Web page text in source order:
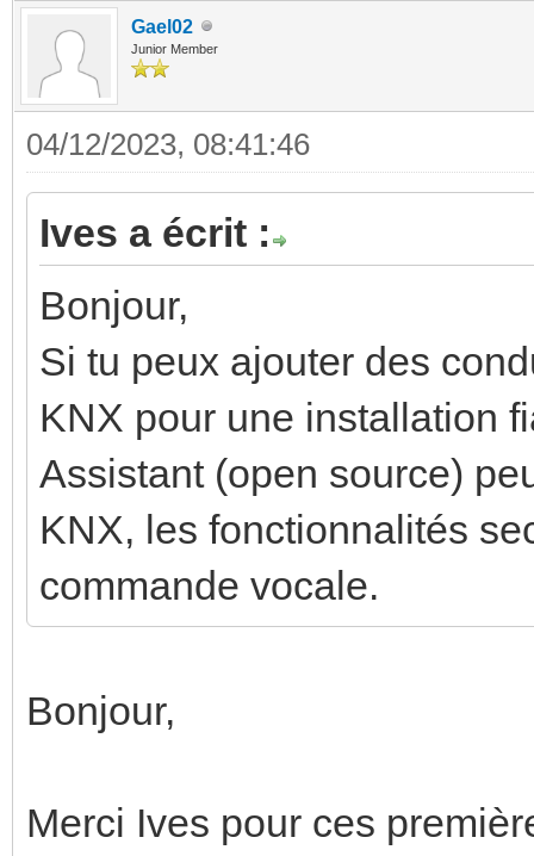
Gael02
Junior Member
04/12/2023, 08:41:46
Ives a écrit :
Bonjour,
Si tu peux ajouter des
KNX pour une installation
Assistant (open source)
KNX, les fonctionnalités
commande vocale.
Bonjour,
Merci Ives pour ces